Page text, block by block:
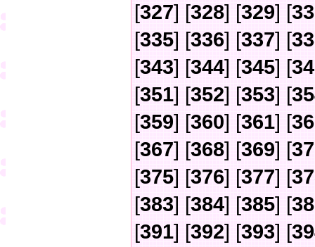
[327] [328] [329] [
[335] [336] [337] [
[343] [344] [345] [
[351] [352] [353] [
[359] [360] [361] [
[367] [368] [369] [
[375] [376] [377] [
[383] [384] [385] [
[391] [392] [393] [